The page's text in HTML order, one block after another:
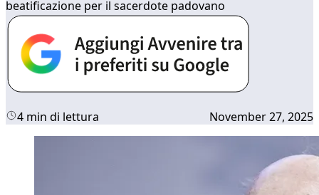
beatificazione per il sacerdote padovano
4 min di lettura November 27, 2025